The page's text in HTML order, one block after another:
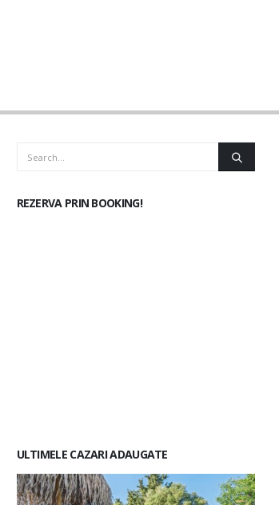
REZERVA PRIN BOOKING!
ULTIMELE CAZARI ADAUGATE